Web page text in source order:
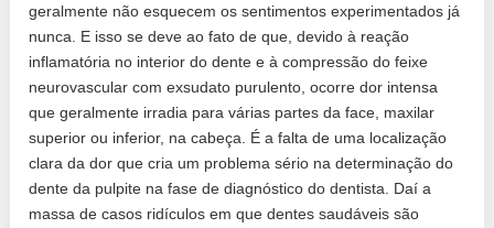
geralmente não esquecem os sentimentos experimentados já
nunca. E isso se deve ao fato de que, devido à reação
inflamatória no interior do dente e à compressão do feixe
neurovascular com exsudato purulento, ocorre dor intensa
que geralmente irradia para várias partes da face, maxilar
superior ou inferior, na cabeça. É a falta de uma localização
clara da dor que cria um problema sério na determinação do
dente da pulpite na fase de diagnóstico do dentista. Daí a
massa de casos ridículos em que dentes saudáveis ​​são